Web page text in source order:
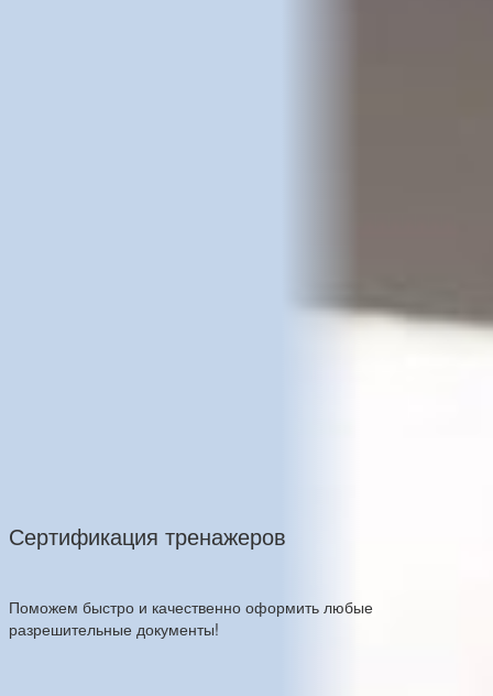
Сертификация тренажеров
Поможем быстро и качественно оформить любые
разрешительные документы!